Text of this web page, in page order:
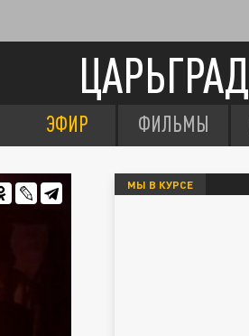
ЦАРЬГРАД
ЭФИР ФИЛЬМЫ
МЫ В КУРСЕ